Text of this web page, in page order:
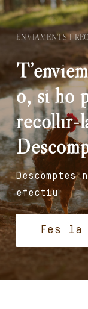
ENVIAMENTS I
o, si ho
recollir-
Descomptes
efectiu
Fes la